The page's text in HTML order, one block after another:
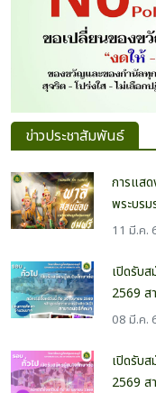
ข่าวประชาสัมพันธ์
การแส
พระบร
11 มี.ค.
เปิดรับ
2569 ส
08 มี.ค.
เปิดรับ
2569 ส